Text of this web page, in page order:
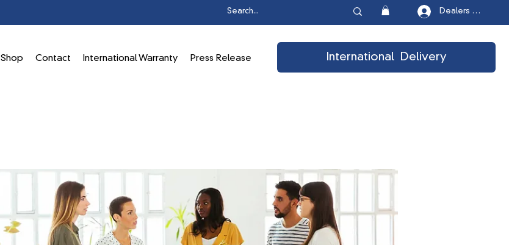
Dealers Login
Shop Contact International Warranty Press Release International Delivery